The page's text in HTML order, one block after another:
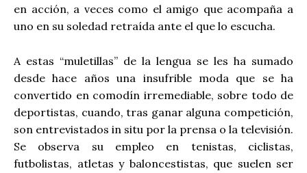
en acción, a veces como el amigo que acompaña a
uno en su soledad retraída ante el que lo escucha.
A estas “muletillas” de la lengua se les ha sumado
desde hace años una insufrible moda que se ha
convertido en comodín irremediable, sobre todo de
deportistas, cuando, tras ganar alguna competición,
son entrevistados in situ por la prensa o la televisión.
Se observa su empleo en tenistas, ciclistas,
futbolistas, atletas y baloncestistas, que suelen ser